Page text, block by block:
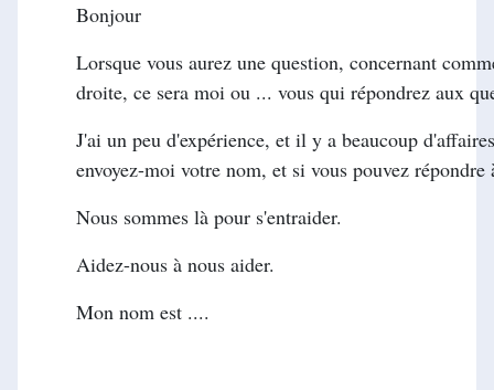
Bonjour
Lorsque vous aurez une question, concernant
droite, ce sera moi ou ... vous qui répondrez aux
J'ai un peu d'expérience, et il y a beaucoup
envoyez-moi votre nom, et si vous pouvez
Nous sommes là pour s'entraider.
Aidez-nous à nous aider.
Mon nom est ....